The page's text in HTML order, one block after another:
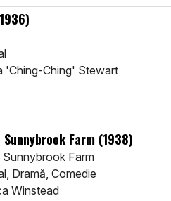
'Ching-Ching' Stewart
Farm (1938)
Farm
Dramă, Comedie
Winstead